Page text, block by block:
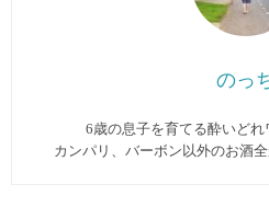
のっ
6歳の息子を育てる酔いどれ
カンパリ、バーボン以外のお酒